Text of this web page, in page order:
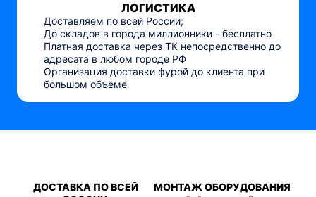
ЛОГИСТИКА
Доставляем по всей России;
До складов в города миллионники - бесплатно
Платная доставка через ТК непосредственно до
адресата в любом городе РФ
Организация доставки фурой до клиента при
большом объеме
ДОСТАВКА ПО ВСЕЙ
МОНТАЖ ОБОРУДОВАНИЯ